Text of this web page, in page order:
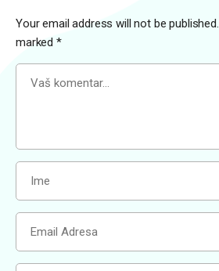
Your email address will not be published.
marked *